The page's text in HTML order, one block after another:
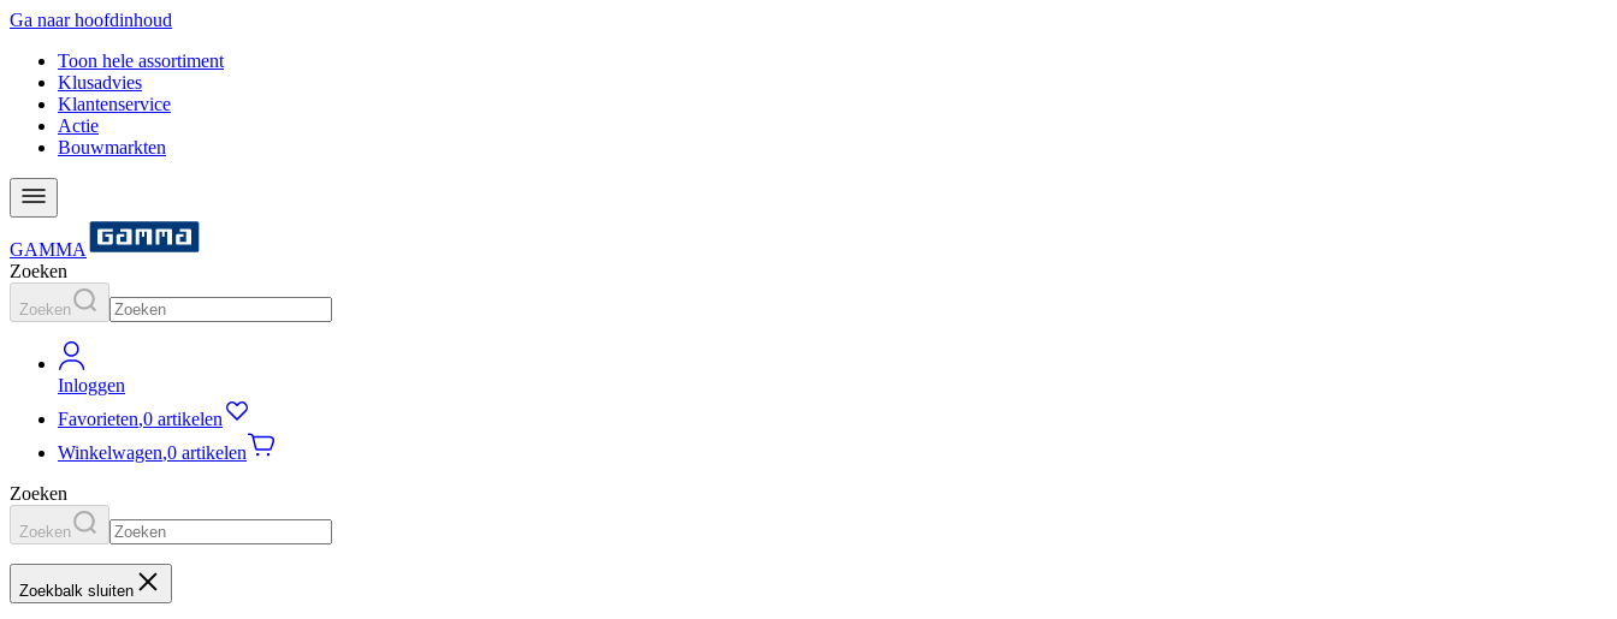
Ga naar hoofdinhoud
Toon hele assortiment
Klusadvies
Klantenservice
Actie
Bouwmarkten
GAMMA
Zoeken
Zoeken
Inloggen
Favorieten,0 artikelen
Winkelwagen,0 artikelen
Zoeken
Zoeken
Zoekbalk sluiten